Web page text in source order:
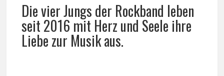
Die vier Jungs der Rockband leben
seit 2016 mit Herz und Seele ihre
Liebe zur Musik aus.